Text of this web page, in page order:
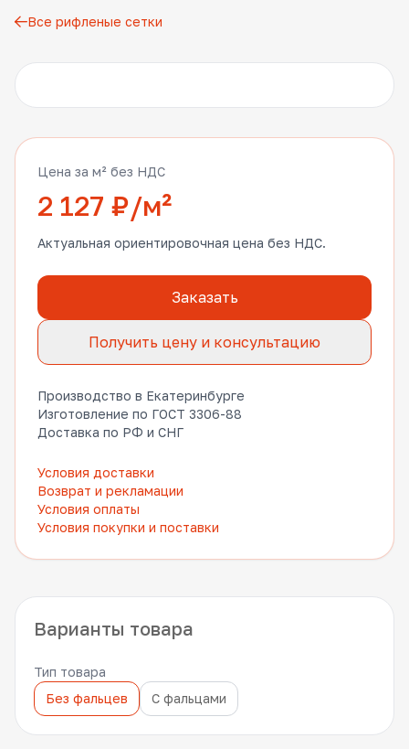
Все рифленые сетки
Цена за м² без НДС
2 127 ₽/м²
Актуальная ориентировочная цена без НДС.
Заказать
Получить цену и консультацию
Производство в Екатеринбурге
Изготовление по ГОСТ 3306-88
Доставка по РФ и СНГ
Условия доставки
Возврат и рекламации
Условия оплаты
Условия покупки и поставки
Варианты товара
Тип товара
Без фальцев
С фальцами